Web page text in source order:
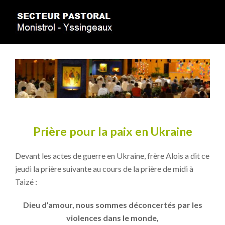
Prière pour la paix en Ukraine
Devant les actes de guerre en Ukraine, frère Alois a dit ce
jeudi la prière suivante au cours de la prière de midi à
Taizé :
Dieu d’amour, nous sommes déconcertés par les
violences dans le monde,